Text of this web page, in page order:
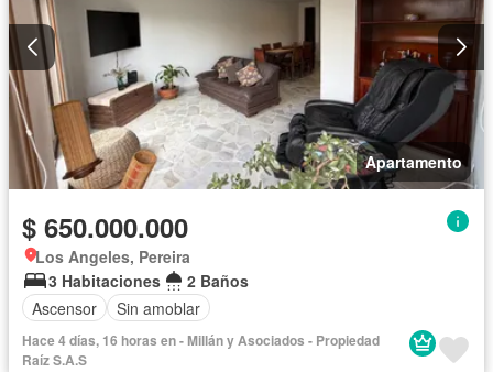
Apartamento
$ 650.000.000
Los Angeles, Pereira
3 Habitaciones
2 Baños
Ascensor
Sin amoblar
Hace 4 días, 16 horas en - Millán y Asociados - Propiedad
Raíz S.A.S